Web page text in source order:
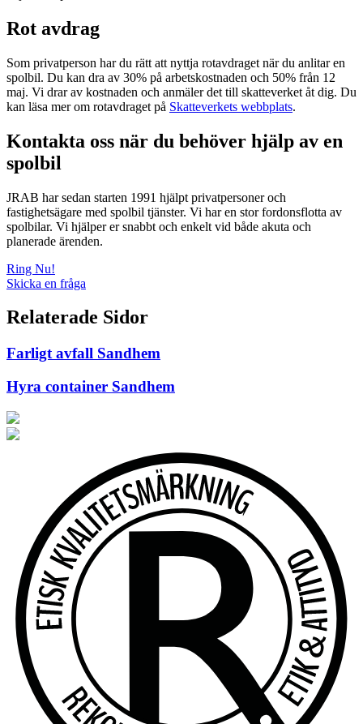
Rot avdrag
Som privatperson har du rätt att nyttja rotavdraget när du anlitar en
spolbil. Du kan dra av 30% på arbetskostnaden och 50% från 12
maj. Vi drar av kostnaden och anmäler det till skatteverket åt dig. Du
kan läsa mer om rotavdraget på Skatteverkets webbplats.
Kontakta oss när du behöver hjälp av en
spolbil
JRAB har sedan starten 1991 hjälpt privatpersoner och
fastighetsägare med spolbil tjänster. Vi har en stor fordonsflotta av
spolbilar. Vi hjälper er snabbt och enkelt vid både akuta och
planerade ärenden.
Ring Nu!
Skicka en fråga
Relaterade Sidor
Farligt avfall Sandhem
Hyra container Sandhem